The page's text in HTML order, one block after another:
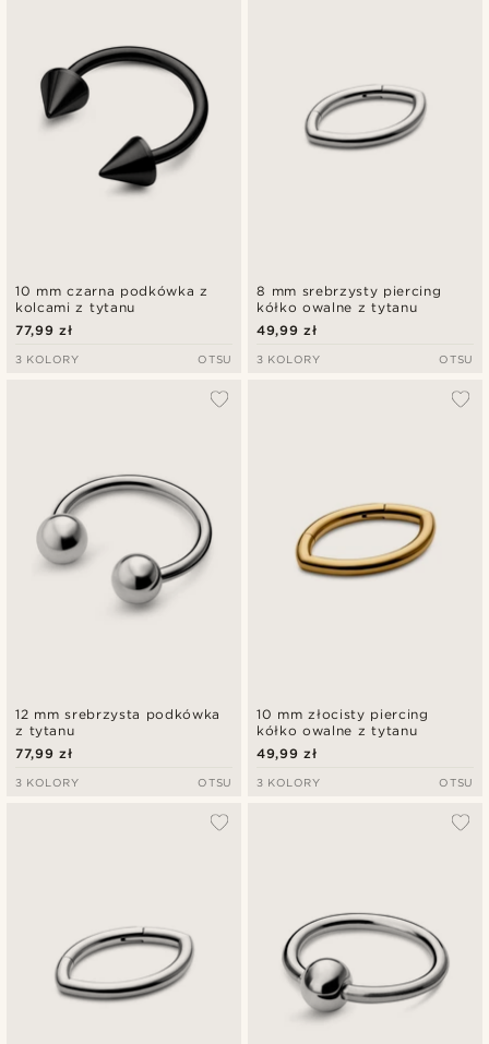
10 mm czarna podkówka z
kolcami z tytanu
77,99 zł
3 KOLORY OTSU
8 mm srebrzysty piercing
kółko owalne z tytanu
49,99 zł
3 KOLORY OTSU
12 mm srebrzysta podkówka
z tytanu
77,99 zł
3 KOLORY OTSU
10 mm złocisty piercing
kółko owalne z tytanu
49,99 zł
3 KOLORY OTSU